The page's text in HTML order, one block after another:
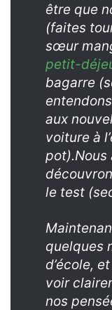
être que
(faites
sœur
petit-
bagarre
aux
voiture à
pot).Nous
le test
quelques
d’école,
voir
nos